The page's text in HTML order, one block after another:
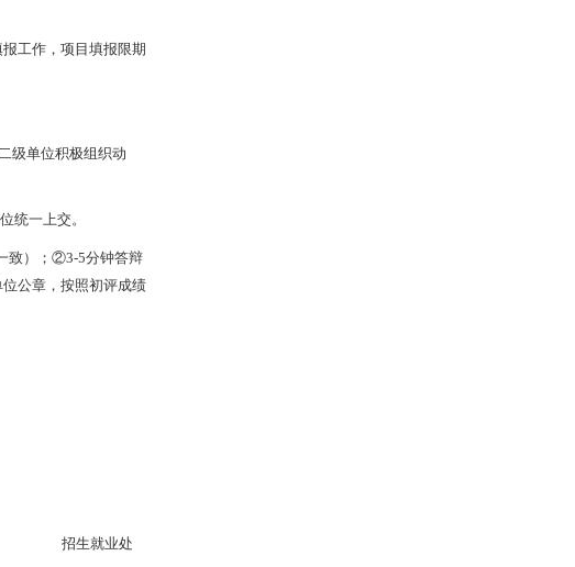
工作，项目填报限期
级单位积极组织动
统一上交。
致）；②3-5分钟答辩
公章，按照初评成绩
招生就业处